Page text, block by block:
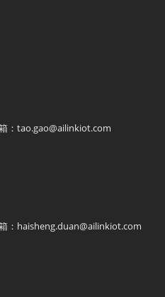
：tao.gao@ailinkiot.com
：haisheng.duan@ailinkiot.com